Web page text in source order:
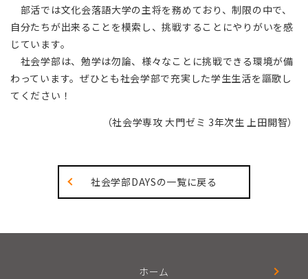
部活では文化会落語大学の主将を務めており、制限の中で、
自分たちが出来ることを模索し、挑戦することにやりがいを感
じています。
社会学部は、勉学は勿論、様々なことに挑戦できる環境が備
わっています。ぜひとも社会学部で充実した学生生活を謳歌し
てください！
（社会学専攻 大門ゼミ 3年次生 上田開智）
社会学部DAYSの一覧に戻る
ホーム